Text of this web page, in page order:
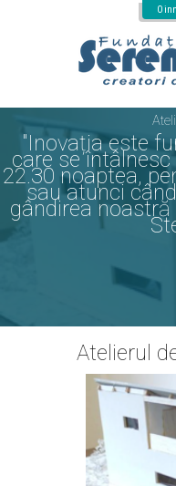
0
"Inovația este
care se
22.30 noaptea,
sau atunci
gândirea
Atelierul